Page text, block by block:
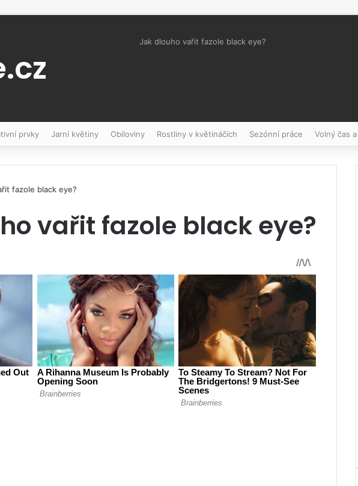
Jak dlouho vařit fazole black eye?
prvky Jarní květiny Obiloviny Rostliny v květináčích Sezónní práce Volný čas
fazole black eye?
vařit fazole black eye?